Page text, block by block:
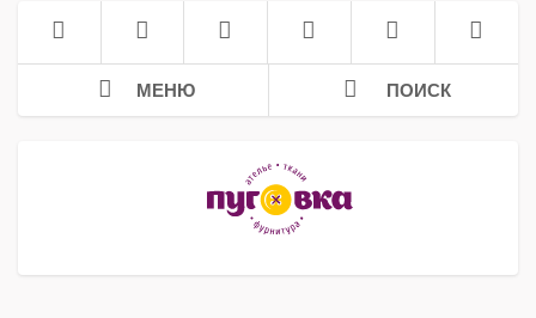
МЕНЮ ПОИСК